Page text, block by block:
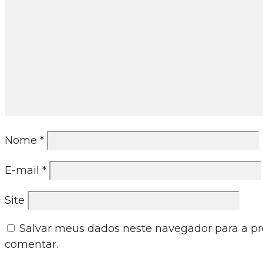
Nome *
E-mail *
Site
Salvar meus dados neste navegador para a
comentar.